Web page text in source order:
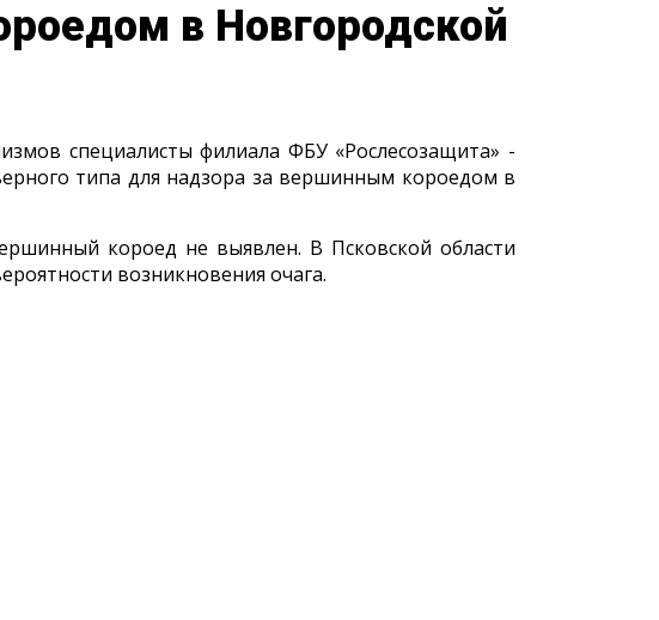
в Новгородской
специалисты филиала ФБУ «Рослесозащита» -
типа для надзора за вершинным короедом в
короед не выявлен. В Псковской области
возникновения очага.